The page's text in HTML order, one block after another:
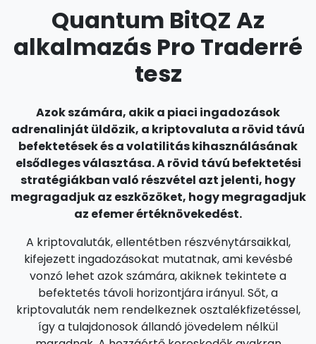
Quantum BitQZ Az
alkalmazás Pro Traderré
tesz
Azok számára, akik a piaci ingadozások
adrenalinját üldözik, a kriptovaluta a rövid távú
befektetések és a volatilitás kihasználásának
elsődleges választása. A rövid távú befektetési
stratégiákban való részvétel azt jelenti, hogy
megragadjuk az eszközöket, hogy megragadjuk
az efemer értéknövekedést.
A kriptovaluták, ellentétben részvénytársaikkal,
kifejezett ingadozásokat mutatnak, ami kevésbé
vonzó lehet azok számára, akiknek tekintete a
befektetés távoli horizontjára irányul. Sőt, a
kriptovaluták nem rendelkeznek osztalékfizetéssel,
így a tulajdonosok állandó jövedelem nélkül